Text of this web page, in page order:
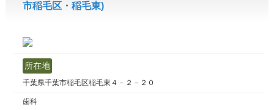
市稲毛区・稲毛東)
所在地
千葉県千葉市稲毛区稲毛東４－２－２０
歯科